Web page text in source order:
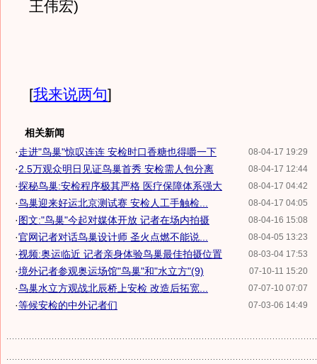
王伟宏)
[我来说两句]
相关新闻
08-04-17 19:29
·走进"鸟巢"惊叹连连 安检时口香糖也得嚼一下
08-04-17 12:44
·2.5万观众明日见证鸟巢首秀 安检需人包分离
08-04-17 04:42
·探秘鸟巢:安检程序极其严格 医疗保障体系强大
08-04-17 04:05
·鸟巢迎来好运北京测试赛 安检人工手触检...
08-04-16 15:08
·图文:"鸟巢"今起对媒体开放 记者在场内拍摄
08-04-05 13:23
·官网记者对话鸟巢设计师 圣火点燃不能说...
08-03-04 17:53
·视频:奥运临近 记者亲身体验鸟巢最佳拍摄位置
07-10-11 15:20
·境外记者参观奥运场馆"鸟巢"和"水立方"(9)
07-07-10 07:07
·鸟巢水立方观战北辰桥上安检 改造后拓宽...
07-03-06 14:49
·等候安检的中外记者们